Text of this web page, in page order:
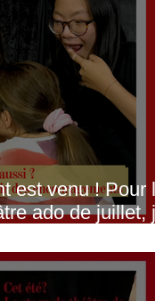
est venu ! Pour le
ado de juillet, je